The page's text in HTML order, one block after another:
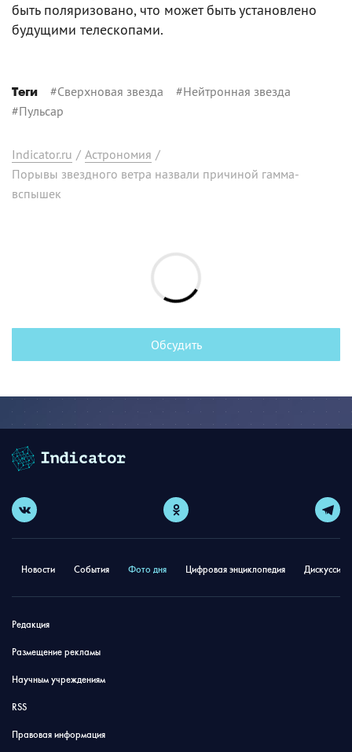
быть поляризовано, что может быть установлено
будущими телескопами.
Теги #Сверхновая звезда #Нейтронная звезда
#Пульсар
Indicator.ru / Астрономия /
Порывы звездного ветра назвали причиной гамма-
вспышек
Обсудить
Новости События Фото дня Цифровая энциклопедия
Редакция
Размещение рекламы
Научным учреждениям
RSS
Правовая информация